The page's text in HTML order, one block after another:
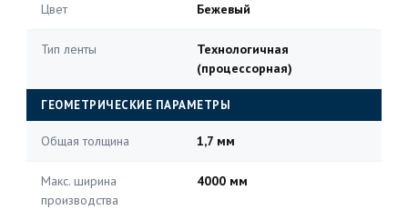
Цвет Бежевый
Тип ленты
Технологичная
(процессорная)
ГЕОМЕТРИЧЕСКИЕ ПАРАМЕТРЫ
Общая толщина 1,7 мм
Макс. ширина
производства
4000 мм